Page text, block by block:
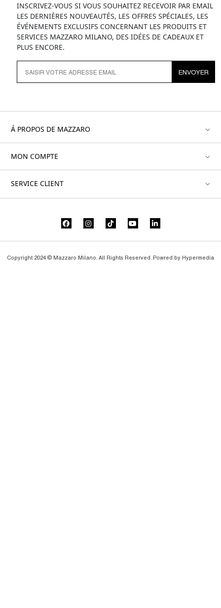
INSCRIVEZ-VOUS SI VOUS SOUHAITEZ RECEVOIR PAR EMAIL
LES DERNIÈRES NOUVEAUTÉS, LES OFFRES SPÉCIALES, LES
ÉVÉNEMENTS EXCLUSIFS CONCERNANT LES PRODUITS ET
SERVICES MAZZARO MILANO, DES IDÉES DE CADEAUX ET
PLUS ENCORE.
ENVOYER
Á PROPOS DE MAZZARO
MON COMPTE
SERVICE CLIENT
Copyright 2024 © Mazzaro Milano. All Rights Reserved. Powred by Hypermedia